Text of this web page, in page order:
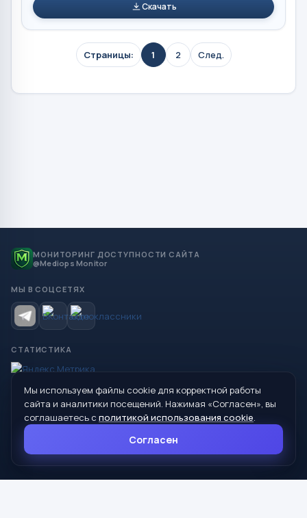
Скачать
Страницы: 1 2 След.
МОНИТОРИНГ ДОСТУПНОСТИ САЙТА
@Mediops Monitor
МЫ В СОЦСЕТЯХ
СТАТИСТИКА
© 2026 Управление образования Администрации МО
Сухой Лог
624800, Свердловская область, г. Сухой Лог, ул. Кирова, дом 7
8 (34373) 4-33-85
Мы используем файлы cookie для корректной работы
сайта и аналитики посещений. Нажимая «Согласен», вы
соглашаетесь с политикой использования cookie.
Согласен